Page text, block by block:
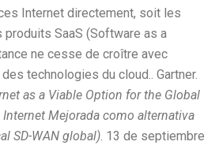
Internet directement, soit les
SaaS (Software as a
ne cesse de croître avec
technologies du cloud.. Gartner.
as a Viable Option for the Global
Internet Mejorada como alternativa
SD-WAN global). 13 de septiembre